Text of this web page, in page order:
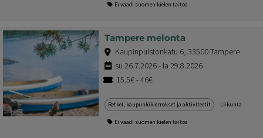
Ei vaadi suomen kielen taitoa
Tampere melonta
Kaupinpuistonkatu 6, 33500 Tampere
su 26.7.2026 - la 29.8.2026
15.5€ - 46€
Retket, kaupunkikierrokset ja aktiviteetit Liikunta
Ei vaadi suomen kielen taitoa